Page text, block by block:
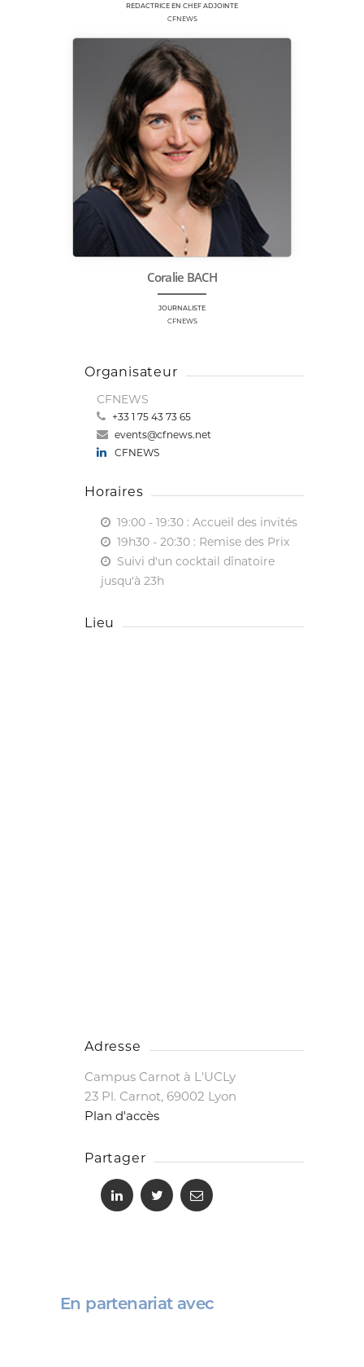
REDACTRICE EN CHEF ADJOINTE
CFNEWS
Coralie BACH
JOURNALISTE
CFNEWS
Organisateur
CFNEWS
+33 1 75 43 73 65
events@cfnews.net
CFNEWS
Horaires
19:00 - 19:30 : Accueil des invités
19h30 - 20:30 : Remise des Prix
Suivi d'un cocktail dînatoire
jusqu'à 23h
Lieu
Adresse
Campus Carnot à L'UCLy
23 Pl. Carnot, 69002 Lyon
Plan d'accès
Partager
En partenariat avec